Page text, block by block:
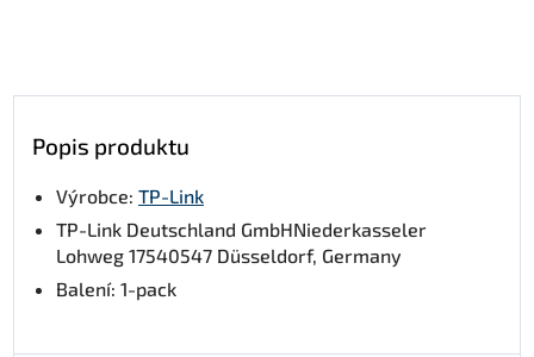
Popis produktu
Výrobce: TP-Link
TP-Link Deutschland GmbHNiederkasseler
Lohweg 17540547 Düsseldorf, Germany
Balení: 1-pack